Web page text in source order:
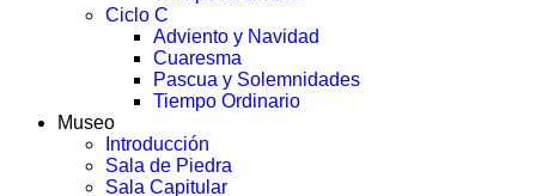
Ciclo C
Adviento y Navidad
Cuaresma
Pascua y Solemnidades
Tiempo Ordinario
Museo
Introducción
Sala de Piedra
Sala Capitular